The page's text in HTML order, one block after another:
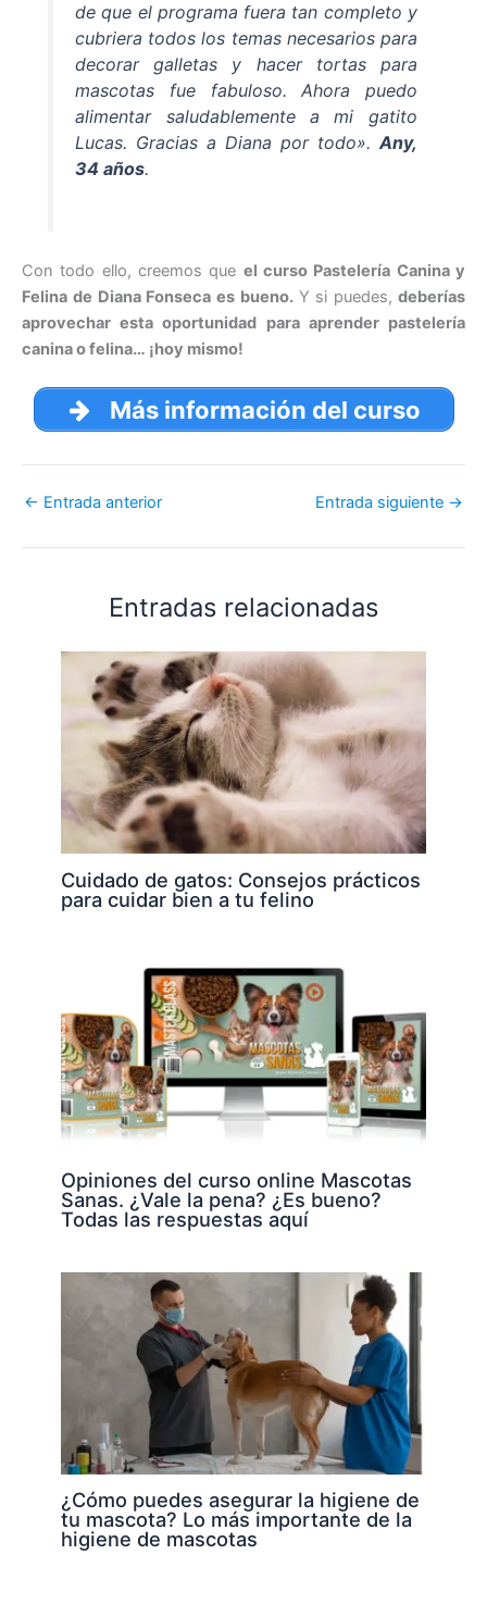
de que el programa fuera tan completo y
cubriera todos los temas necesarios para
decorar galletas y hacer tortas para
mascotas fue fabuloso. Ahora puedo
alimentar saludablemente a mi gatito
Lucas. Gracias a Diana por todo».Any,
34 años.
Con todo ello, creemos que el curso Pastelería Canina y
Felina de Diana Fonseca es bueno. Y si puedes, deberías
aprovechar esta oportunidad para aprender pastelería
canina o felina… ¡hoy mismo!
Más información del curso
← Entrada anterior Entrada siguiente →
Entradas relacionadas
Cuidado de gatos: Consejos prácticos
para cuidar bien a tu felino
Opiniones del curso online Mascotas
Sanas. ¿Vale la pena? ¿Es bueno?
Todas las respuestas aquí
¿Cómo puedes asegurar la higiene de
tu mascota? Lo más importante de la
higiene de mascotas